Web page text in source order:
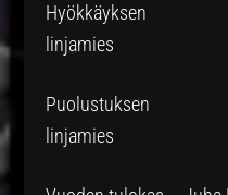
Hyökkäyksen
linjamies
Puolustuksen
linjamies